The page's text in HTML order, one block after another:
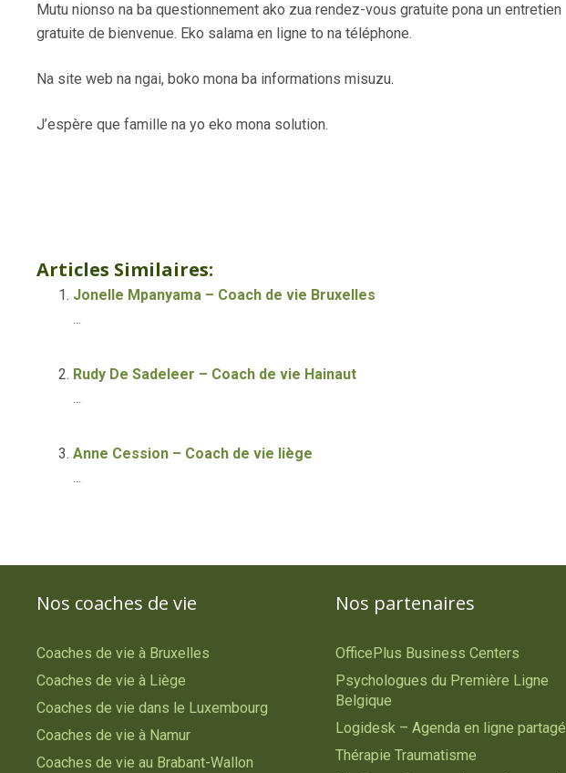
Mutu nionso na ba questionnement ako zua rendez-vous gratuite pona un entretien
gratuite de bienvenue. Eko salama en ligne to na téléphone.
Na site web na ngai, boko mona ba informations misuzu.
J’espère que famille na yo eko mona solution.
Articles Similaires:
Jonelle Mpanyama – Coach de vie Bruxelles
...
Rudy De Sadeleer – Coach de vie Hainaut
...
Anne Cession – Coach de vie liège
...
Nos coaches de vie
Coaches de vie à Bruxelles
Coaches de vie à Liège
Coaches de vie dans le Luxembourg
Coaches de vie à Namur
Coaches de vie au Brabant-Wallon
Nos partenaires
OfficePlus Business Centers
Psychologues du Première Ligne
Belgique
Logidesk – Agenda en ligne partagé
Thérapie Traumatisme